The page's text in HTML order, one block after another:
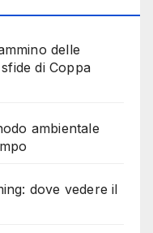
delle
di Coppa
ambientale
dove vedere il